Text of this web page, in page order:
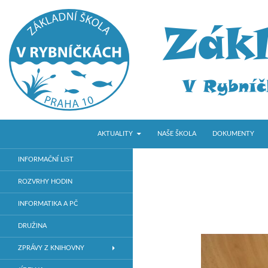
ZŠ V RybníčkáchAKTUALITY
NAŠE ŠKOLA DOKUMENTY
Základní škola v Praze 10
INFORMAČNÍ LIST
ROZVRHY HODIN
INFORMATIKA A PČ
DRUŽINA
ZPRÁVY Z KNIHOVNY